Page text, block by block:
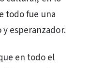
todo fue una
esperanzador.
en todo el